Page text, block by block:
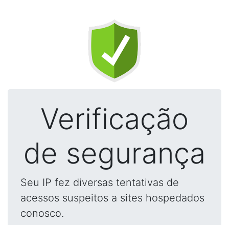
Verificação
de segurança
Seu IP fez diversas tentativas de
acessos suspeitos a sites hospedados
conosco.